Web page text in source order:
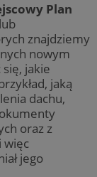
Plan
lub
znajdziemy
nowym
jakie
jaką
dachu,
oraz z
więc
jego